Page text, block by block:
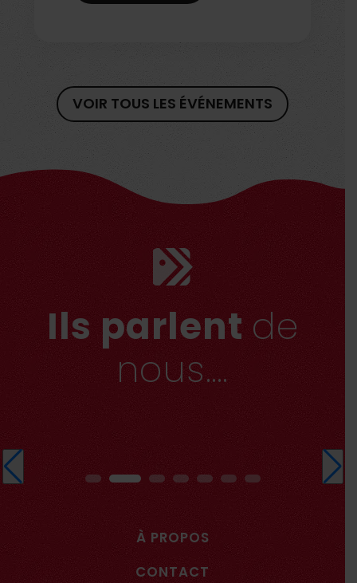
VOIR TOUS LES ÉVÉNEMENTS
Ils parlent de
nous….
À PROPOS
CONTACT